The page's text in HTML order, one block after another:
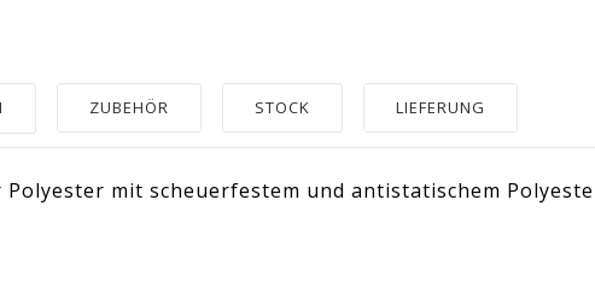
ZUBEHÖR STOCK LIEFERUNG
Polyester mit scheuerfestem und antistatischem